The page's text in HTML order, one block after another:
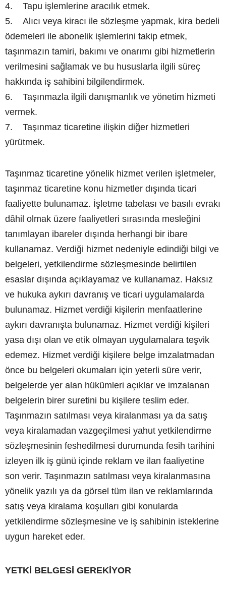
4. Tapu işlemlerine aracılık etmek.
5. Alıcı veya kiracı ile sözleşme yapmak, kira bedeli
ödemeleri ile abonelik işlemlerini takip etmek,
taşınmazın tamiri, bakımı ve onarımı gibi hizmetlerin
verilmesini sağlamak ve bu hususlarla ilgili süreç
hakkında iş sahibini bilgilendirmek.
6. Taşınmazla ilgili danışmanlık ve yönetim hizmeti
vermek.
7. Taşınmaz ticaretine ilişkin diğer hizmetleri
yürütmek.
Taşınmaz ticaretine yönelik hizmet verilen işletmeler,
taşınmaz ticaretine konu hizmetler dışında ticari
faaliyette bulunamaz. İşletme tabelası ve basılı evrakı
dâhil olmak üzere faaliyetleri sırasında mesleğini
tanımlayan ibareler dışında herhangi bir ibare
kullanamaz. Verdiği hizmet nedeniyle edindiği bilgi ve
belgeleri, yetkilendirme sözleşmesinde belirtilen
esaslar dışında açıklayamaz ve kullanamaz. Haksız
ve hukuka aykırı davranış ve ticari uygulamalarda
bulunamaz. Hizmet verdiği kişilerin menfaatlerine
aykırı davranışta bulunamaz. Hizmet verdiği kişileri
yasa dışı olan ve etik olmayan uygulamalara teşvik
edemez. Hizmet verdiği kişilere belge imzalatmadan
önce bu belgeleri okumaları için yeterli süre verir,
belgelerde yer alan hükümleri açıklar ve imzalanan
belgelerin birer suretini bu kişilere teslim eder.
Taşınmazın satılması veya kiralanması ya da satış
veya kiralamadan vazgeçilmesi yahut yetkilendirme
sözleşmesinin feshedilmesi durumunda fesih tarihini
izleyen ilk iş günü içinde reklam ve ilan faaliyetine
son verir. Taşınmazın satılması veya kiralanmasına
yönelik yazılı ya da görsel tüm ilan ve reklamlarında
satış veya kiralama koşulları gibi konularda
yetkilendirme sözleşmesine ve iş sahibinin isteklerine
uygun hareket eder.
YETKİ BELGESİ GEREKİYOR